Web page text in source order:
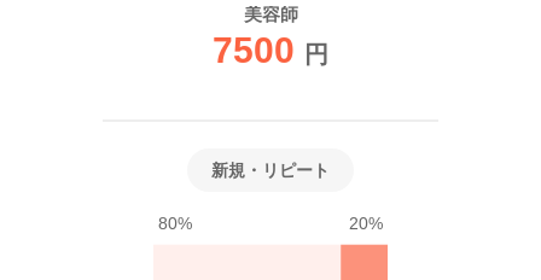
美容師
7500 円
新規・リピート
80% 20%